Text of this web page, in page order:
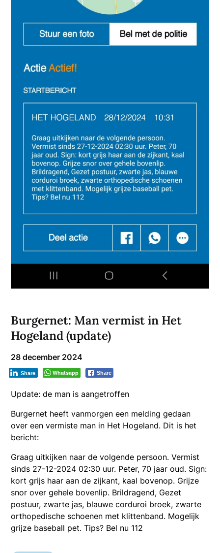
Burgernet: Man vermist in Het
Hogeland (update)
28 december 2024
Whatsapp Share
Share
Update: de man is aangetroffen
Burgernet heeft vanmorgen een melding gedaan
over een vermiste man in Het Hogeland. Dit is het
bericht:
Graag uitkijken naar de volgende persoon. Vermist
sinds 27-12-2024 02:30 uur. Peter, 70 jaar oud. Sign:
kort grijs haar aan de zijkant, kaal bovenop. Grijze
snor over gehele bovenlip. Brildragend, Gezet
postuur, zwarte jas, blauwe corduroi broek, zwarte
orthopedische schoenen met klittenband. Mogelijk
grijze baseball pet. Tips? Bel nu 112